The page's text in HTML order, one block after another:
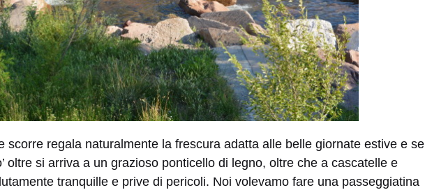
scorre regala naturalmente la frescura adatta alle belle giornate estive e se
oltre si arriva a un grazioso ponticello di legno, oltre che a cascatelle e
tranquille e prive di pericoli. Noi volevamo fare una passeggiatina